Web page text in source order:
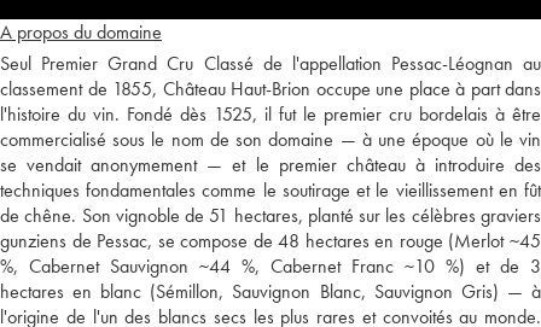
A propos du domaine
Seul Premier Grand Cru Classé de l'appellation Pessac-Léognan au
classement de 1855, Château Haut-Brion occupe une place à part dans
l'histoire du vin. Fondé dès 1525, il fut le premier cru bordelais à être
commercialisé sous le nom de son domaine — à une époque où le vin
se vendait anonymement — et le premier château à introduire des
techniques fondamentales comme le soutirage et le vieillissement en fût
de chêne. Son vignoble de 51 hectares, planté sur les célèbres graviers
gunziens de Pessac, se compose de 48 hectares en rouge (Merlot ~45
%, Cabernet Sauvignon ~44 %, Cabernet Franc ~10 %) et de 3
hectares en blanc (Sémillon, Sauvignon Blanc, Sauvignon Gris) — à
l'origine de l'un des blancs secs les plus rares et convoités au monde.